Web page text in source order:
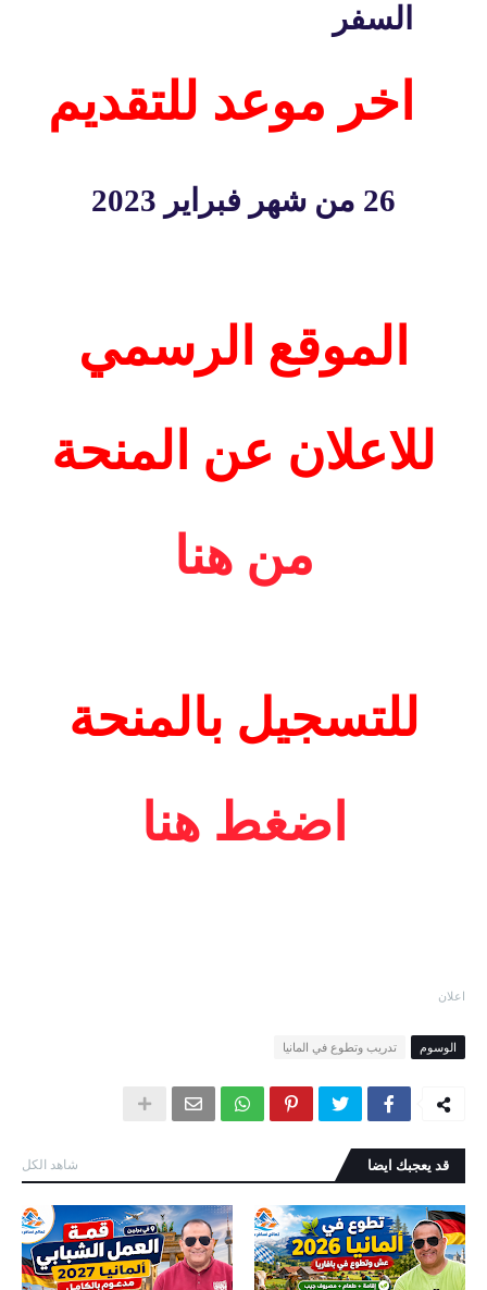
السفر
اخر موعد للتقديم
26 من شهر فبراير 2023
الموقع الرسمي
للاعلان عن المنحة
من هنا
للتسجيل بالمنحة
اضغط هنا
اعلان
الوسوم تدريب وتطوع في المانيا
قد يعجبك ايضا شاهد الكل